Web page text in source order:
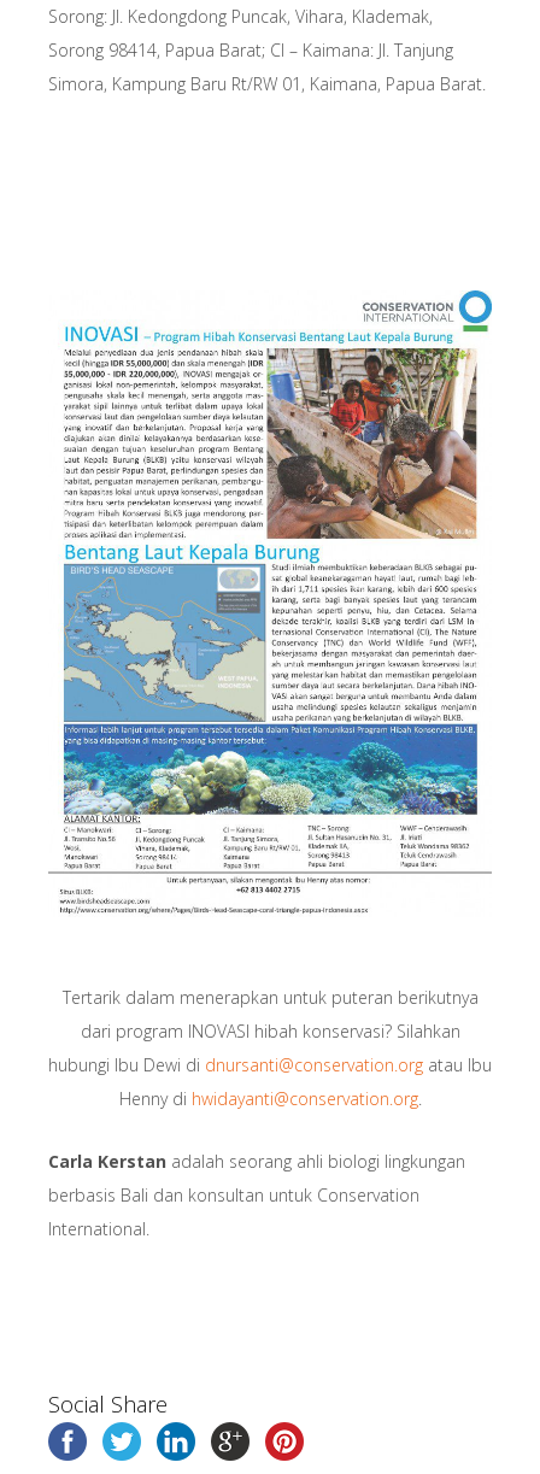
Sorong: Jl. Kedongdong Puncak, Vihara, Klademak,
Sorong 98414, Papua Barat; CI – Kaimana: Jl. Tanjung
Simora, Kampung Baru Rt/RW 01, Kaimana, Papua Barat.
Tertarik dalam menerapkan untuk puteran berikutnya
dari program INOVASI hibah konservasi? Silahkan
hubungi Ibu Dewi di dnursanti@conservation.org atau Ibu
Henny di hwidayanti@conservation.org.
Carla Kerstan adalah seorang ahli biologi lingkungan
berbasis Bali dan konsultan untuk Conservation
International.
Social Share